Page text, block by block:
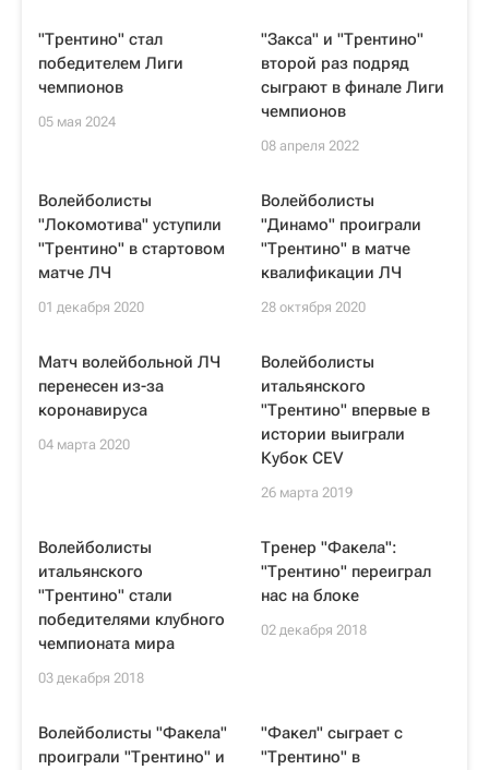
"Трентино" стал
победителем Лиги
чемпионов
05 мая 2024
"Закса" и "Трентино"
второй раз подряд
сыграют в финале Лиги
чемпионов
08 апреля 2022
Волейболисты
"Локомотива" уступили
"Трентино" в стартовом
матче ЛЧ
01 декабря 2020
Волейболисты
"Динамо" проиграли
"Трентино" в матче
квалификации ЛЧ
28 октября 2020
Матч волейбольной ЛЧ
перенесен из-за
коронавируса
04 марта 2020
Волейболисты
итальянского
"Трентино" впервые в
истории выиграли
Кубок CEV
26 марта 2019
Волейболисты
итальянского
"Трентино" стали
победителями клубного
чемпионата мира
03 декабря 2018
Тренер "Факела":
"Трентино" переиграл
нас на блоке
02 декабря 2018
Волейболисты "Факела"
проиграли "Трентино" и
"Факел" сыграет с
"Трентино" в